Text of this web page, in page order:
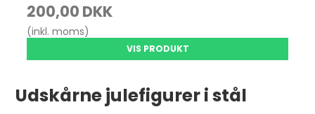
200,00 DKK
(inkl. moms)
VIS PRODUKT
Udskårne julefigurer i stål